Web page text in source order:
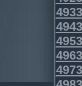
4933
4943
4953
4963
4973